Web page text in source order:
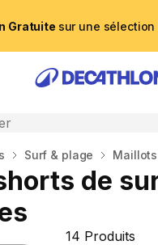
Gratuite sur une
Surf & plage
de
14 Produits